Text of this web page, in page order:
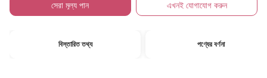
সেরা মূল্য পান এখনই যোগাযোগ করুন
বিস্তারিত তথ্য পণ্যের বর্ণনা